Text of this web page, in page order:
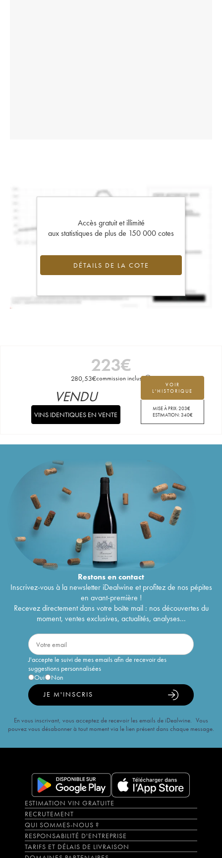
Accès gratuit et illimité
aux statistiques de plus de 150 000 cotes
DÉTAILS DE LA COTE
223€
280,53€commission incluse
VOIR
L'HISTORIQUE
MISE À PRIX:203€
ESTIMATION:340€
VENDU
VINS IDENTIQUES EN VENTE
Restons encontact
Inscrivez-vous à la newsletter iDealwine et profitez de nos pépites
en avant-première !
Recevez directement dans votre boîte mail : nos découvertes du
moment, ventes exclusives, actualités, analyses...
J'accepte le suivi de mes emails afin de recevoir des
suggestions personnalisées
Oui
Non
JE M'INSCRIS
En vous inscrivant, vous acceptez de recevoir les emails de iDealwine. Vous
pouvez vous désabonner à tout moment via le lien présent dans chaque message.
ESTIMATION VIN GRATUITE
RECRUTEMENT
QUI SOMMES-NOUS ?
RESPONSABILITÉ D'ENTREPRISE
TARIFS ET DÉLAIS DE LIVRAISON